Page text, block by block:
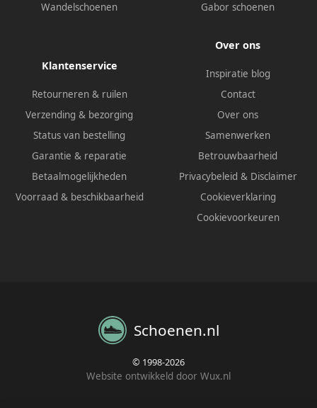
Wandelschoenen
Gabor schoenen
Klantenservice
Retourneren & ruilen
Verzending & bezorging
Status van bestelling
Garantie & reparatie
Betaalmogelijkheden
Voorraad & beschikbaarheid
Over ons
Inspiratie blog
Contact
Over ons
Samenwerken
Betrouwbaarheid
Privacybeleid & Disclaimer
Cookieverklaring
Cookievoorkeuren
Schoenen.nl
© 1998-2026
Website ontwikkeld door Wux.nl